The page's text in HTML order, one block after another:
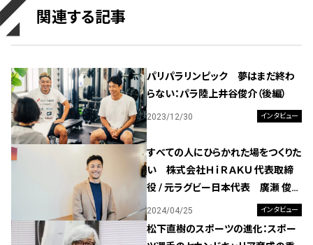
関連する記事
パリパラリンピック 夢はまだ終わ
らない：パラ陸上井谷俊介（後編）
2023/12/30 インタビュー
すべての人にひらかれた場をつくりた
い 株式会社ＨｉＲＡＫＵ 代表取締
役 / 元ラグビー日本代表 廣瀬 俊
朗 氏
2024/04/25 インタビュー
松下直樹のスポーツの進化：スポー